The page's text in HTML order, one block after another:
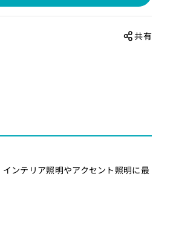
共有
ンテリア照明やアクセント照明に最